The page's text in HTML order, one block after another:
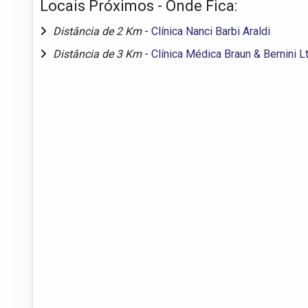
Locais Próximos - Onde Fica:
Distância de 2 Km - Clínica Nanci Barbi Araldi
Distância de 3 Km - Clínica Médica Braun & Bernini